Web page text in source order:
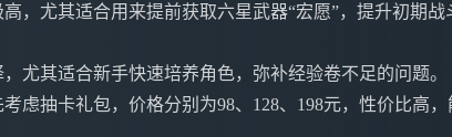
，尤其适合用来提前获取六星武器“宏愿”，提升初期战
尤其适合新手快速培养角色，弥补经验卷不足的问题。
虑抽卡礼包，价格分别为98、128、198元，性价比高，